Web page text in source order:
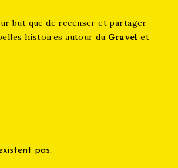
but que de recenser et partager
histoires autour du Gravel et
pas.